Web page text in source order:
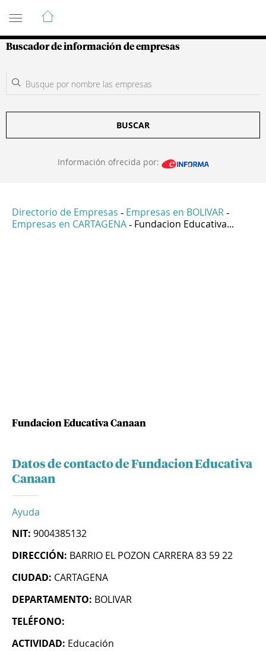
Guía de Empresas Colombianas
Buscador de información de empresas
BUSCAR
Información ofrecida por:
Directorio de Empresas - Empresas en BOLIVAR -
Empresas en CARTAGENA - Fundacion Educativa...
Fundacion Educativa Canaan
Datos de contacto de Fundacion Educativa
Canaan
Ayuda
NIT: 9004385132
DIRECCIÓN: BARRIO EL POZON CARRERA 83 59 22
CIUDAD: CARTAGENA
DEPARTAMENTO: BOLIVAR
TELÉFONO:
ACTIVIDAD: Educación